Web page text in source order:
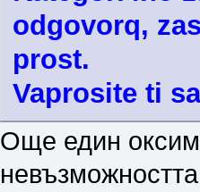
odgovorq,
prost.
Vaprosite ti
Още един